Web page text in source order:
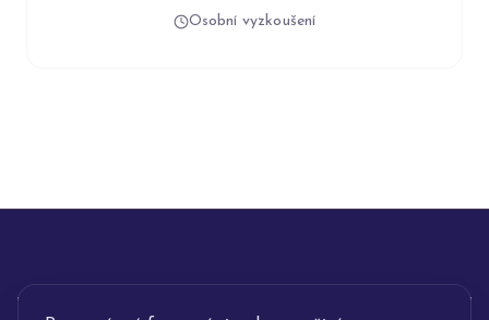
Osobní vyzkoušení